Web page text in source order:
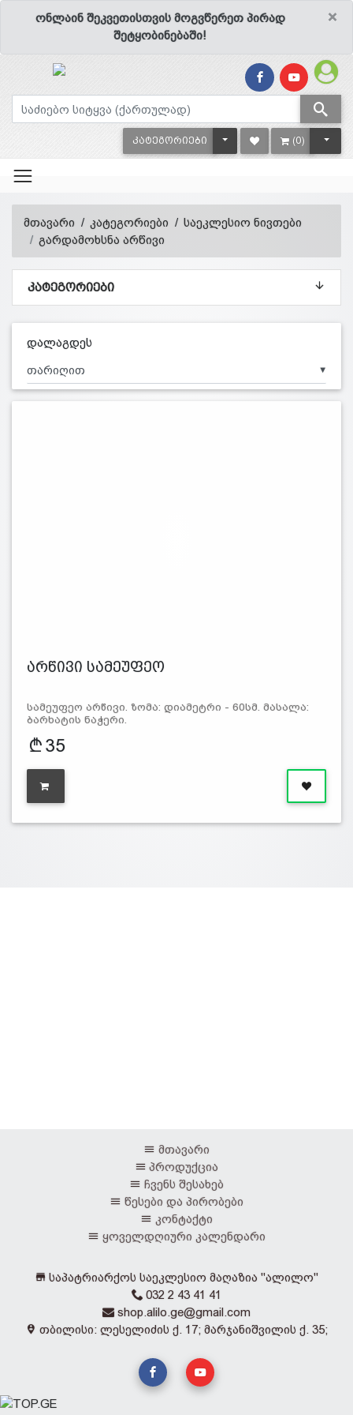
×
ონლაინ შეკვეთისთვის მოგვწერეთ პირად
შეტყობინებაში!
ᲙᲐᲢᲔᲒᲝᲠᲘᲔᲑᲘ TOGGLE DROPDOWN
(0)
მთავარი კატეგორიები
საეკლესიო ნივთები
გარდამოხსნა არწივი
ᲙᲐᲢᲔᲒᲝᲠᲘᲔᲑᲘ
დალაგდეს
▼
არწივი სამეუფეო
სამეუფეო არწივი. ზომა: დიამეტრი - 60სმ. მასალა:
ბარხატის ნაჭერი.
35
მთავარი
პროდუქცია
ჩვენს შესახებ
წესები და პირობები
კონტაქტი
ყოველდღიური კალენდარი
საპატრიარქოს საეკლესიო მაღაზია "ალილო"
032 2 43 41 41
shop.alilo.ge@gmail.com
თბილისი: ლესელიძის ქ. 17; მარჯანიშვილის ქ. 35;